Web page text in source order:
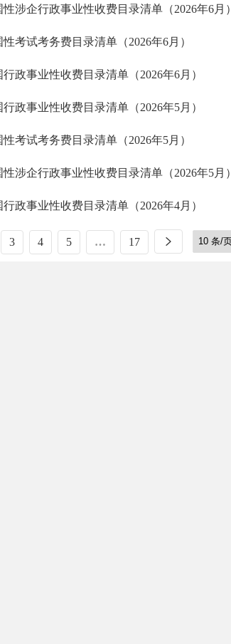
涉企行政事业性收费目录清单（2026年6月）
考试考务费目录清单（2026年6月）
政事业性收费目录清单（2026年6月）
政事业性收费目录清单（2026年5月）
考试考务费目录清单（2026年5月）
涉企行政事业性收费目录清单（2026年5月）
政事业性收费目录清单（2026年4月）
3 4 5 … 17